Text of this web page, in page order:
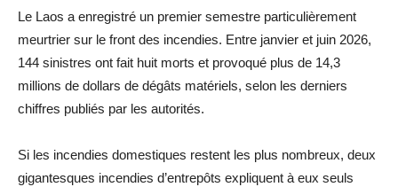
Le Laos a enregistré un premier semestre particulièrement
meurtrier sur le front des incendies. Entre janvier et juin 2026,
144 sinistres ont fait huit morts et provoqué plus de 14,3
millions de dollars de dégâts matériels, selon les derniers
chiffres publiés par les autorités.
Si les incendies domestiques restent les plus nombreux, deux
gigantesques incendies d’entrepôts expliquent à eux seuls